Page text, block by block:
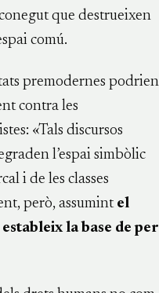
que destrueixen
comú.
premodernes podrien
contra les
«Tals discursos
l’espai simbòlic
i de les classes
però, assumint el
la base de per